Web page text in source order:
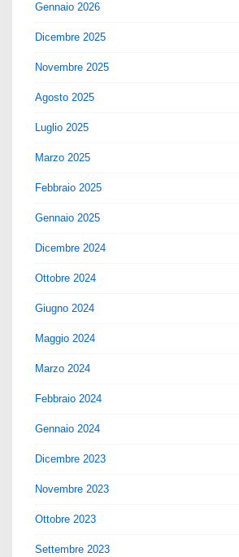
Gennaio 2026
Dicembre 2025
Novembre 2025
Agosto 2025
Luglio 2025
Marzo 2025
Febbraio 2025
Gennaio 2025
Dicembre 2024
Ottobre 2024
Giugno 2024
Maggio 2024
Marzo 2024
Febbraio 2024
Gennaio 2024
Dicembre 2023
Novembre 2023
Ottobre 2023
Settembre 2023